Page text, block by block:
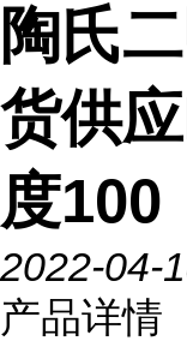
陶氏
货供
度100
2022-04-
产品详情